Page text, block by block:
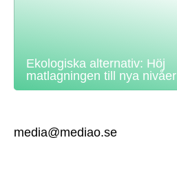
Ekologiska alternativ: Höj
matlagningen till nya nivåer
media@mediao.se